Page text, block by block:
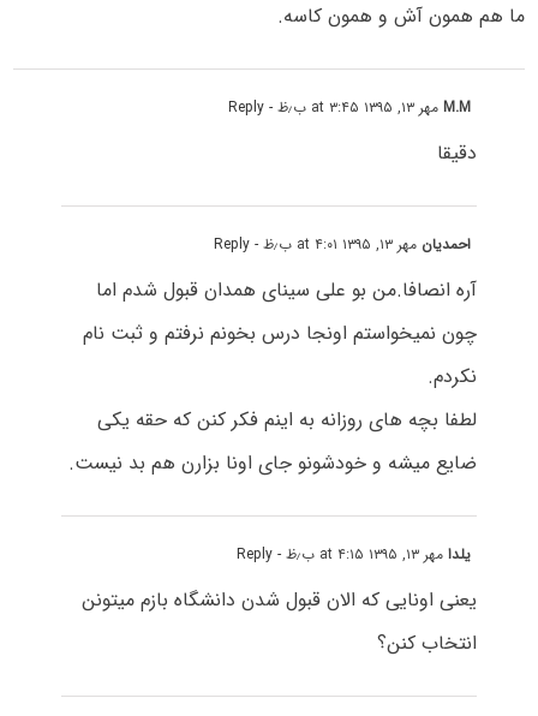
ما هم همون آش و همون کاسه.
M.Mمهر ۱۳, ۱۳۹۵ at ۳:۴۵ ب٫ظ - Reply
دقیقا
احمدیان مهر ۱۳, ۱۳۹۵ at ۴:۰۱ ب٫ظ - Reply
آره انصافا.من بو علی سینای همدان قبول شدم اما
چون نمیخواستم اونجا درس بخونم نرفتم و ثبت نام
نکردم.
لطفا بچه های روزانه به اینم فکر کنن که حقه یکی
ضایع میشه و خودشونو جای اونا بزارن هم بد نیست.
یلدامهر ۱۳, ۱۳۹۵ at ۴:۱۵ ب٫ظ - Reply
یعنی اونایی که الان قبول شدن دانشگاه بازم میتونن
انتخاب کنن؟